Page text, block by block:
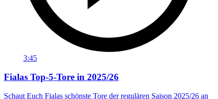
3:45
Fialas Top-5-Tore in 2025/26
Schaut Euch Fialas schönste Tore der regulären Saison 2025/26 an